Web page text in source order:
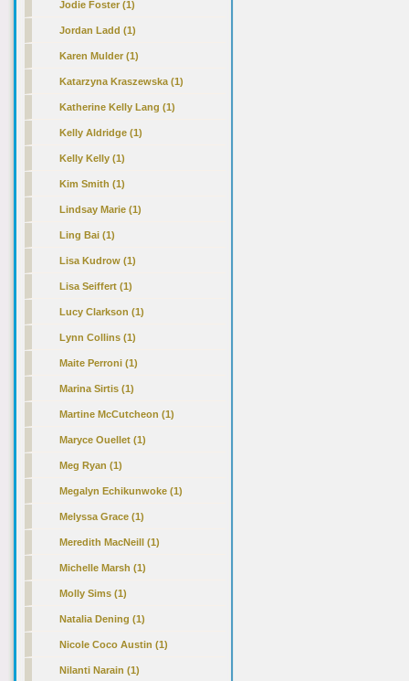
Jodie Foster (1)
Jordan Ladd (1)
Karen Mulder (1)
Katarzyna Kraszewska (1)
Katherine Kelly Lang (1)
Kelly Aldridge (1)
Kelly Kelly (1)
Kim Smith (1)
Lindsay Marie (1)
Ling Bai (1)
Lisa Kudrow (1)
Lisa Seiffert (1)
Lucy Clarkson (1)
Lynn Collins (1)
Maite Perroni (1)
Marina Sirtis (1)
Martine McCutcheon (1)
Maryce Ouellet (1)
Meg Ryan (1)
Megalyn Echikunwoke (1)
Melyssa Grace (1)
Meredith MacNeill (1)
Michelle Marsh (1)
Molly Sims (1)
Natalia Dening (1)
Nicole Coco Austin (1)
Nilanti Narain (1)